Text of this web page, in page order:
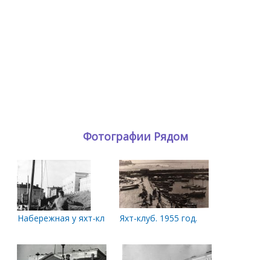
Фотографии Рядом
Набережная у яхт-клуба Яхт-клуб. 1955 год.